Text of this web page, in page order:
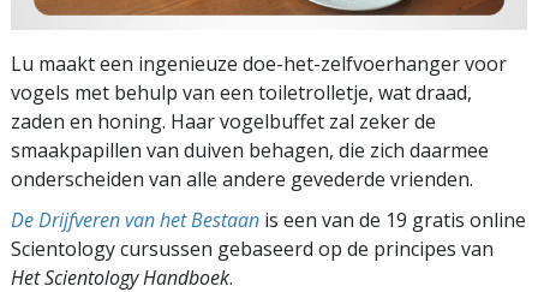
Lu maakt een ingenieuze doe-het-zelfvoerhanger voor
vogels met behulp van een toiletrolletje, wat draad,
zaden en honing. Haar vogelbuffet zal zeker de
smaakpapillen van duiven behagen, die zich daarmee
onderscheiden van alle andere gevederde vrienden.
De Drijfveren van het Bestaan is een van de 19 gratis online
Scientology cursussen gebaseerd op de principes van
Het Scientology Handboek.